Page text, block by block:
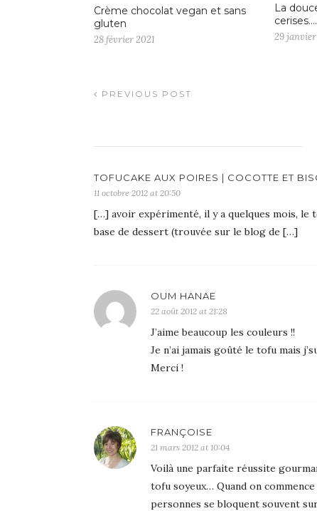
Crème chocolat vegan et sans
gluten
28 février 2021
La
cerises….
29 janvier
PREVIOUS POST
TOFUCAKE AUX POIRES | COCOTTE ET
11 octobre 2012 at 20:50
[…] avoir expérimenté, il y a quelques mois, le
base de dessert (trouvée sur le blog de […]
OUM HANAE
22 août 2012 at 21:28
J’aime beaucoup les couleurs !!
Je n’ai jamais goûté le tofu mais
Merci !
FRANÇOISE
21 mars 2012 at 10:04
Voilà une parfaite réussite
tofu soyeux… Quand on
personnes se bloquent souvent